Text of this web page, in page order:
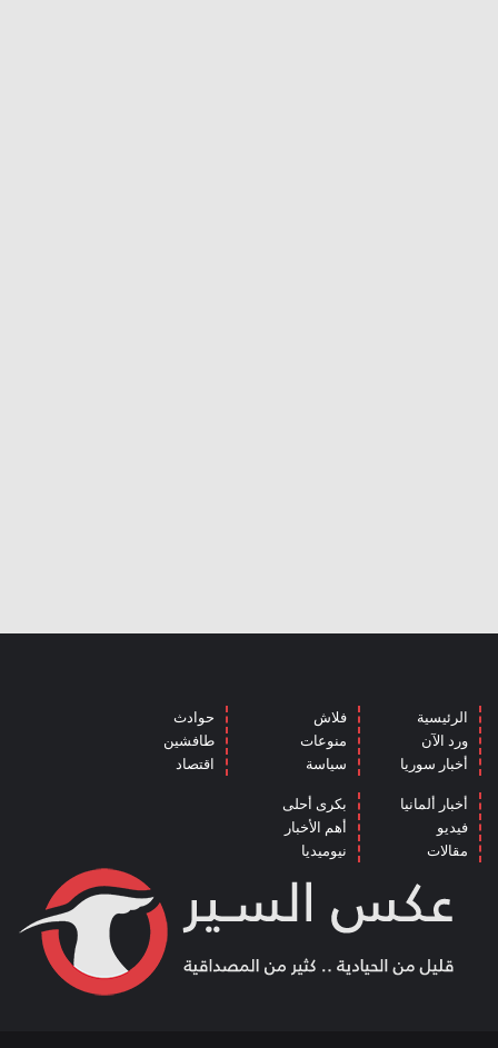
الرئيسية
ورد الآن
أخبار سوريا
فلاش
منوعات
سياسة
حوادث
طافشين
اقتصاد
أخبار ألمانيا
فيديو
مقالات
بكرى أحلى
أهم الأخبار
نيوميديا